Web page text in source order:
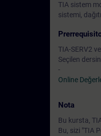
TIA sistem
sistemi,
TIA-SERV2
Seçilen
-
Online
Nota
Bu kursta,
Bu, sizi "TIA